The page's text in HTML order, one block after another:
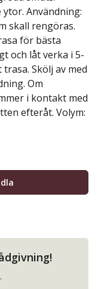
Användning:
skall rengöras.
för bästa
och låt verka i 5-
Skölj av med
Om
i kontakt med
efteråt. Volym: